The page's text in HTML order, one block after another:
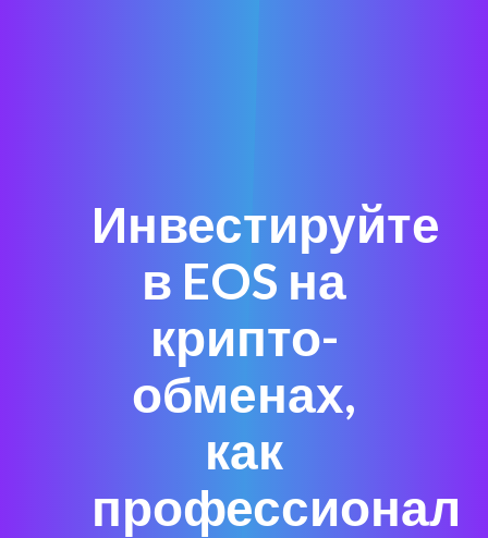
Инвестируйте
в EOS на
крипто-
обменах,
как
профессионал